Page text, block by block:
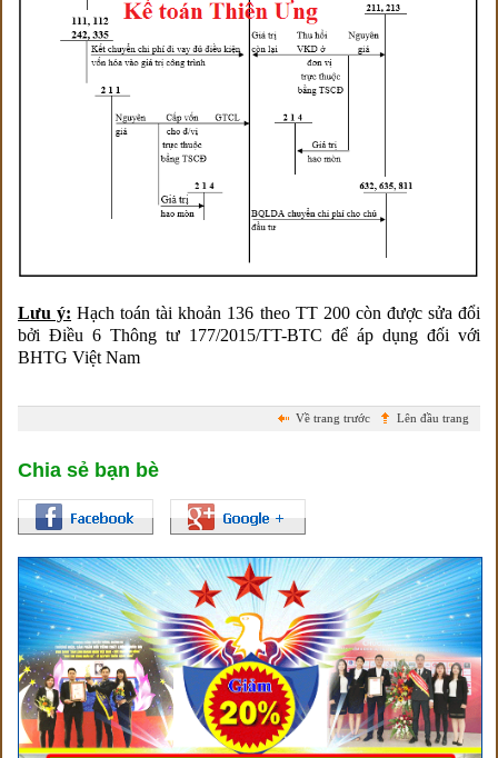
Lưu ý: Hạch toán tài khoản 136 theo TT 200 còn được sửa đổi
bởi Điều 6 Thông tư 177/2015/TT-BTC để áp dụng đối với
BHTG Việt Nam
Lên đầu trang
Về trang trước
Chia sẻ bạn bè